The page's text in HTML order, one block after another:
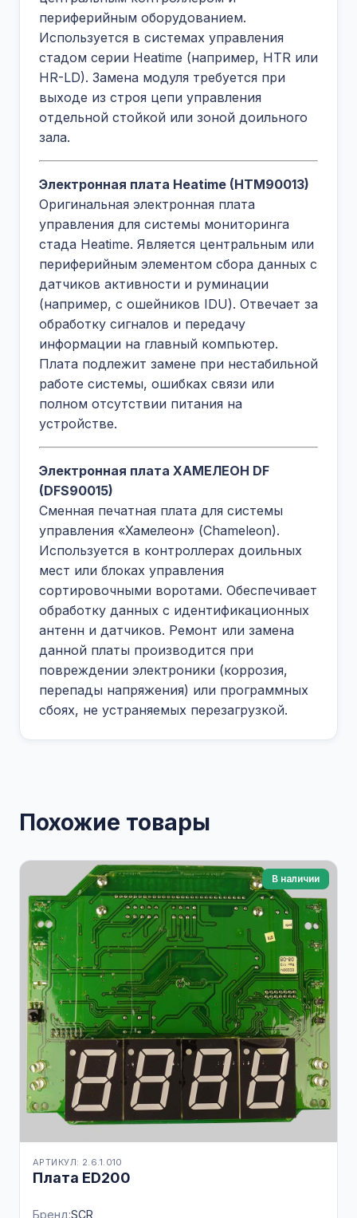
периферийным оборудованием.
Используется в системах управления
стадом серии Heatime (например, HTR или
HR-LD). Замена модуля требуется при
выходе из строя цепи управления
отдельной стойкой или зоной доильного
зала.
Электронная плата Heatime (HTM90013)
Оригинальная электронная плата
управления для системы мониторинга
стада Heatime. Является центральным или
периферийным элементом сбора данных с
датчиков активности и руминации
(например, с ошейников IDU). Отвечает за
обработку сигналов и передачу
информации на главный компьютер.
Плата подлежит замене при нестабильной
работе системы, ошибках связи или
полном отсутствии питания на
устройстве.
Электронная плата ХАМЕЛЕОН DF
(DFS90015)
Сменная печатная плата для системы
управления «Хамелеон» (Chameleon).
Используется в контроллерах доильных
мест или блоках управления
сортировочными воротами. Обеспечивает
обработку данных с идентификационных
антенн и датчиков. Ремонт или замена
данной платы производится при
повреждении электроники (коррозия,
перепады напряжения) или программных
сбоях, не устраняемых перезагрузкой.
Похожие товары
В наличии
АРТИКУЛ: 2.6.1.010
Плата ED200
Бренд:SCR